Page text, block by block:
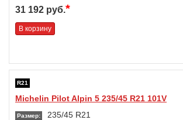
31 192 руб.*
В корзину
R21
Michelin Pilot Alpin 5 235/45 R21 101V
Размер: 235/45 R21